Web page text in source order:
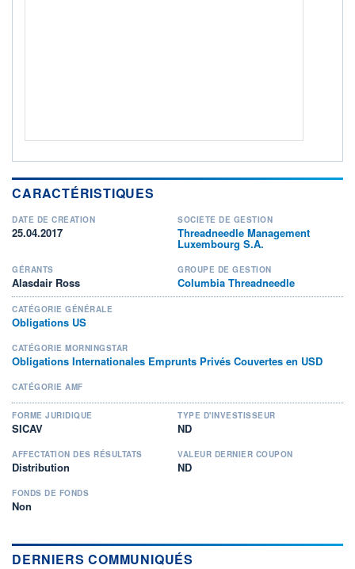
3/7
+ PORTEFEUILLE + LISTE
CARACTÉRISTIQUES
DATE DE CRÉATION
25.04.2017
SOCIÉTÉ DE GESTION
Threadneedle Management
Luxembourg S.A.
GÉRANTS
Alasdair Ross
GROUPE DE GESTION
Columbia Threadneedle
CATÉGORIE GÉNÉRALE
Obligations US
CATÉGORIE MORNINGSTAR
Obligations Internationales Emprunts Privés Couvertes en USD
CATÉGORIE AMF
FORME JURIDIQUE
SICAV
TYPE D'INVESTISSEUR
ND
AFFECTATION DES RÉSULTATS
Distribution
VALEUR DERNIER COUPON
ND
FONDS DE FONDS
Non
DERNIERS COMMUNIQUÉS